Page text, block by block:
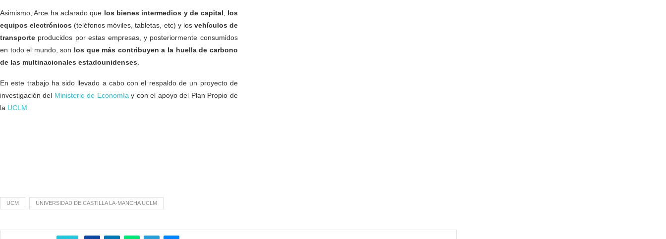
Asimismo, Arce ha aclarado que los bienes intermedios y de capital, los
equipos electrónicos (teléfonos móviles, tabletas, etc) y los vehículos de
transporte producidos por estas empresas, y posteriormente consumidos
en todo el mundo, son los que más contribuyen a la huella de carbono
de las multinacionales estadounidenses.
En este trabajo ha sido llevado a cabo con el respaldo de un proyecto de
investigación del Ministerio de Economíay con el apoyo del Plan Propio de
la UCLM.
UCM UNIVERSIDAD DE CASTILLA LA-MANCHA UCLM